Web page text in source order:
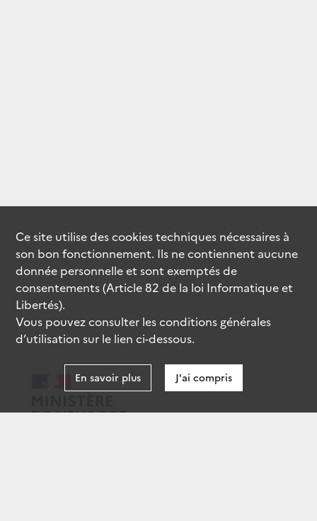
Ce site utilise descookiestechniques nécessaires à
son bon fonctionnement. Ils ne contiennent aucune
donnée personnelle et sont exemptés de
consentements (Article 82 de la loi Informatique et
Libertés).
Vous pouvez consulter les conditions générales
d’utilisation sur le lien ci-dessous.
En savoir plus J'ai compris